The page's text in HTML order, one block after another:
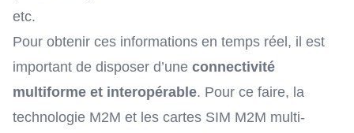
etc.
Pour obtenir ces informations en temps réel, il est
important de disposer d’une connectivité
multiforme et interopérable. Pour ce faire, la
technologie M2M et les cartes SIM M2M multi-